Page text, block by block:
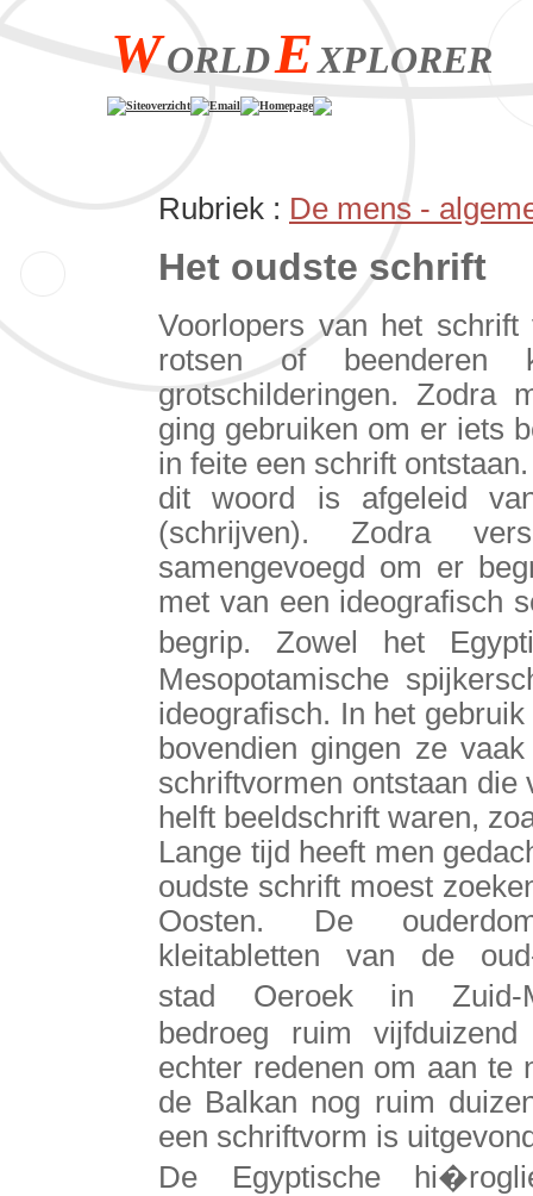
WORLDEXPLORER
Siteoverzicht Email Homepage
Rubriek : De mens -
Het oudste schrift
Voorlopers van het
rotsen of beenderen
grotschilderingen. Zodra
ging gebruiken om er iets
in feite een schrift
dit woord is afgeleid
(schrijven). Zodra
samengevoegd om er
met van een ideografisch
begrip. Zowel het
Mesopotamische
ideografisch. In het
bovendien gingen ze
schriftvormen ontstaan
helft beeldschrift waren,
Lange tijd heeft men
oudste schrift moest
Oosten. De
kleitabletten van de
stad Oeroek in Zuid-
bedroeg ruim
echter redenen om aan te
de Balkan nog ruim
een schriftvorm is
De Egyptische